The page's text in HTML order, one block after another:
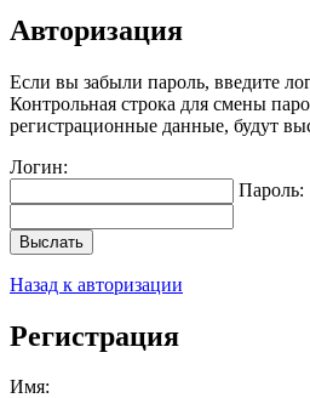
Авторизация
Если вы забыли пароль, введите
Контрольная строка для смены
регистрационные данные, будут
Логин:
Пароль:
Выслать
Назад к авторизации
Регистрация
Имя: